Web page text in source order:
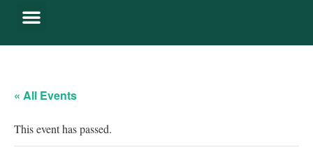
« All Events
This event has passed.